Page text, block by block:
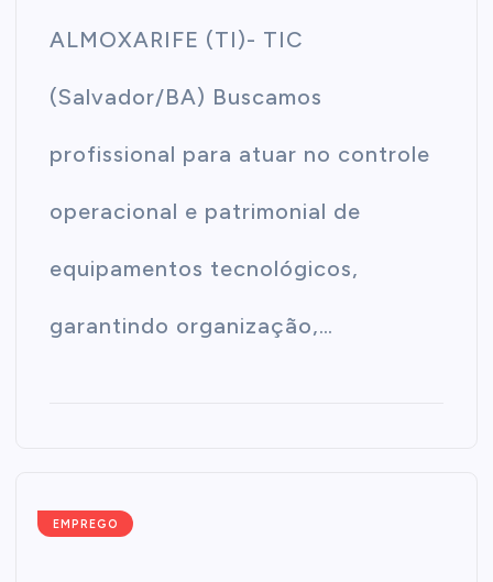
ALMOXARIFE (TI)- TIC
(Salvador/BA) Buscamos
profissional para atuar no controle
operacional e patrimonial de
equipamentos tecnológicos,
garantindo organização,…
EMPREGO